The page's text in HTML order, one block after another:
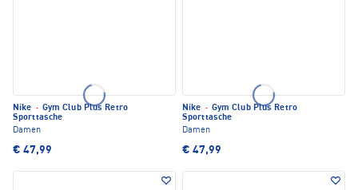
Nike · Gym Club Plus Retro
Sporttasche
Damen
€ 47,99
Nike · Gym Club Plus Retro
Sporttasche
Damen
€ 47,99